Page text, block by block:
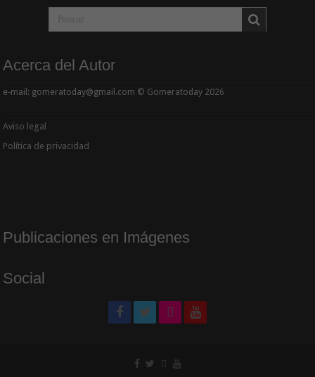
Acerca del Autor
e-mail: gomeratoday@gmail.com © Gomeratoday 2026
Aviso legal
Política de privacidad
Publicaciones en Imágenes
Social